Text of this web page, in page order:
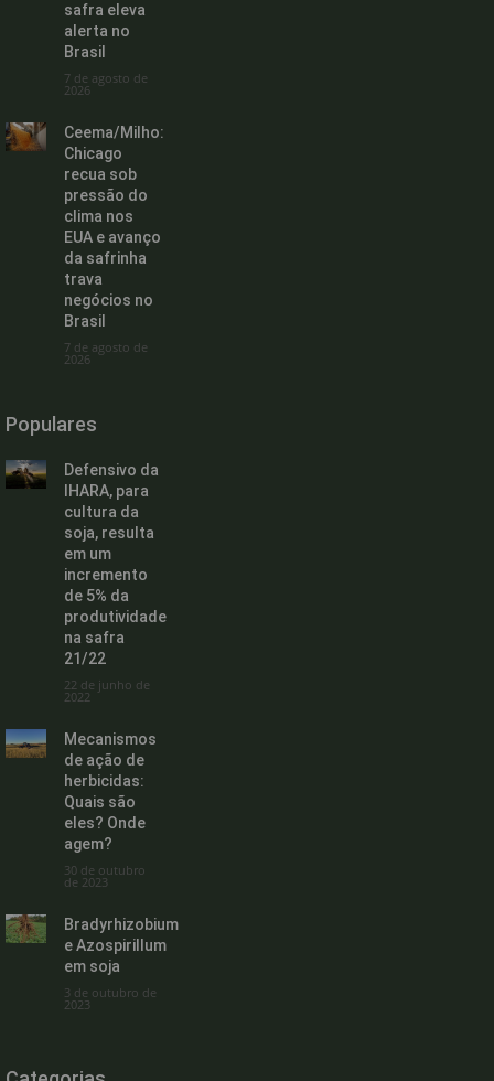
safra eleva
alerta no
Brasil
7 de agosto de
2026
Ceema/Milho:
Chicago
recua sob
pressão do
clima nos
EUA e avanço
da safrinha
trava
negócios no
Brasil
7 de agosto de
2026
Populares
Defensivo da
IHARA, para
cultura da
soja, resulta
em um
incremento
de 5% da
produtividade
na safra
21/22
22 de junho de
2022
Mecanismos
de ação de
herbicidas:
Quais são
eles? Onde
agem?
30 de outubro
de 2023
Bradyrhizobium
e Azospirillum
em soja
3 de outubro de
2023